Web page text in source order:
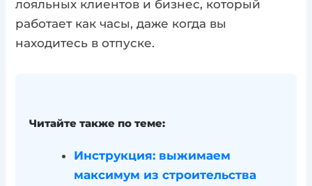
лояльных клиентов и бизнес, который
работает как часы, даже когда вы
находитесь в отпуске.
Читайте также по теме:
Инструкция: выжимаем
максимум из строительства